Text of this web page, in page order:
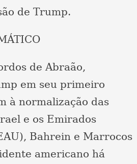
de Trump.
de Abraão,
em seu primeiro
à normalização das
e os Emirados
Bahrein e Marrocos
americano há